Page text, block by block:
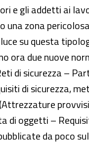
norme Uni
e gli addetti ai
zona
su questa
ora due nuove
di sicurezza –
di sicurezza,
di oggetti –
da poco